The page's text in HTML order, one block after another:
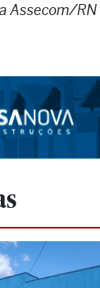
Assecom/RN